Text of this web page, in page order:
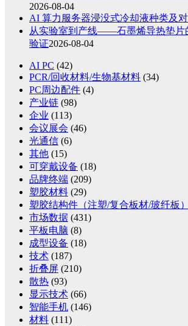
2026-08-04
AI 算力服务器浸没式冷却液种类及
从实验室到产线——石墨烯导热垫片
验证2026-08-04
AI PC (42)
PCR/回收材料/生物基材料 (34)
PC周边配件 (4)
产业链 (98)
企业 (113)
会议展会 (46)
光通信 (6)
其他 (15)
可穿戴设备 (18)
品牌终端 (209)
塑胶材料 (29)
塑胶结构件（注塑/复合板材/玻纤板）
市场数据 (431)
平板电脑 (8)
成型设备 (18)
技术 (187)
折叠屏 (210)
散热 (93)
显示技术 (66)
智能手机 (146)
材料 (111)